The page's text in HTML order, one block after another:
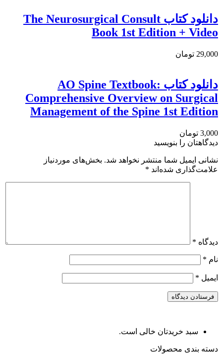
دانلود كتاب The Neurosurgical Consult
Book 1st Edition + Video
29,000 تومان
دانلود كتاب AO Spine Textbook:
Comprehensive Overview on Surgical
Management of the Spine 1st Edition
3,000 تومان
دیدگاهتان را بنویسید
نشانی ایمیل شما منتشر نخواهد شد. بخش‌های موردنیاز
علامت‌گذاری شده‌اند *
دیدگاه *
نام *
ایمیل *
سبد خریدتان خالی است.
دسته بندی محصولات